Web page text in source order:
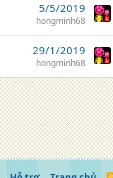
5/5/2019
hongminh68
29/1/2019
hongminh68